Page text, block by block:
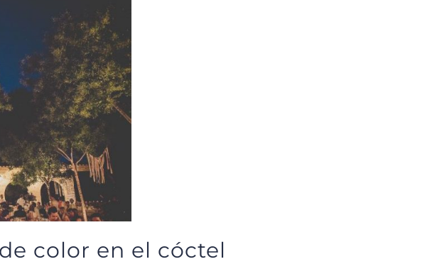
color en el cóctel